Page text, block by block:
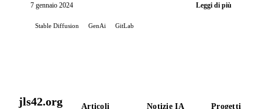
7 gennaio 2024 Leggi di più
Stable Diffusion GenAi GitLab
jls42.org Articoli Notizie IA Progetti